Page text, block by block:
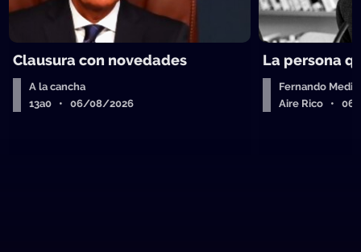
Clausura con novedades
A la cancha
13a0 • 06/08/2026
La persona
Fernando
Aire Rico •